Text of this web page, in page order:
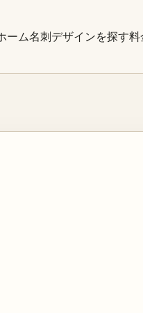
ーム名刺デザインを探す料